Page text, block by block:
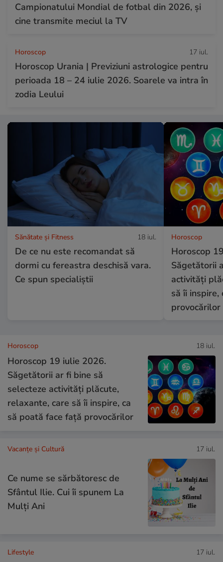
Campionatului Mondial de fotbal din 2026, și
cine transmite meciul la TV
Horoscop 17 iul.
Horoscop Urania | Previziuni astrologice pentru
perioada 18 – 24 iulie 2026. Soarele va intra în
zodia Leului
Sănătate și Fitness 18 iul.
De ce nu este recomandat să
dormi cu fereastra deschisă vara.
Ce spun specialiștii
Horoscop
Horoscop
Săgetătorii
activități
să îi inspire,
provocărilor
Horoscop 18 iul.
Horoscop 19 iulie 2026.
Săgetătorii ar fi bine să
selecteze activități plăcute,
relaxante, care să îi inspire, ca
să poată face față provocărilor
Vacanțe și Cultură 17 iul.
Ce nume se sărbătoresc de
Sfântul Ilie. Cui îi spunem La
Mulți Ani
Lifestyle 17 iul.